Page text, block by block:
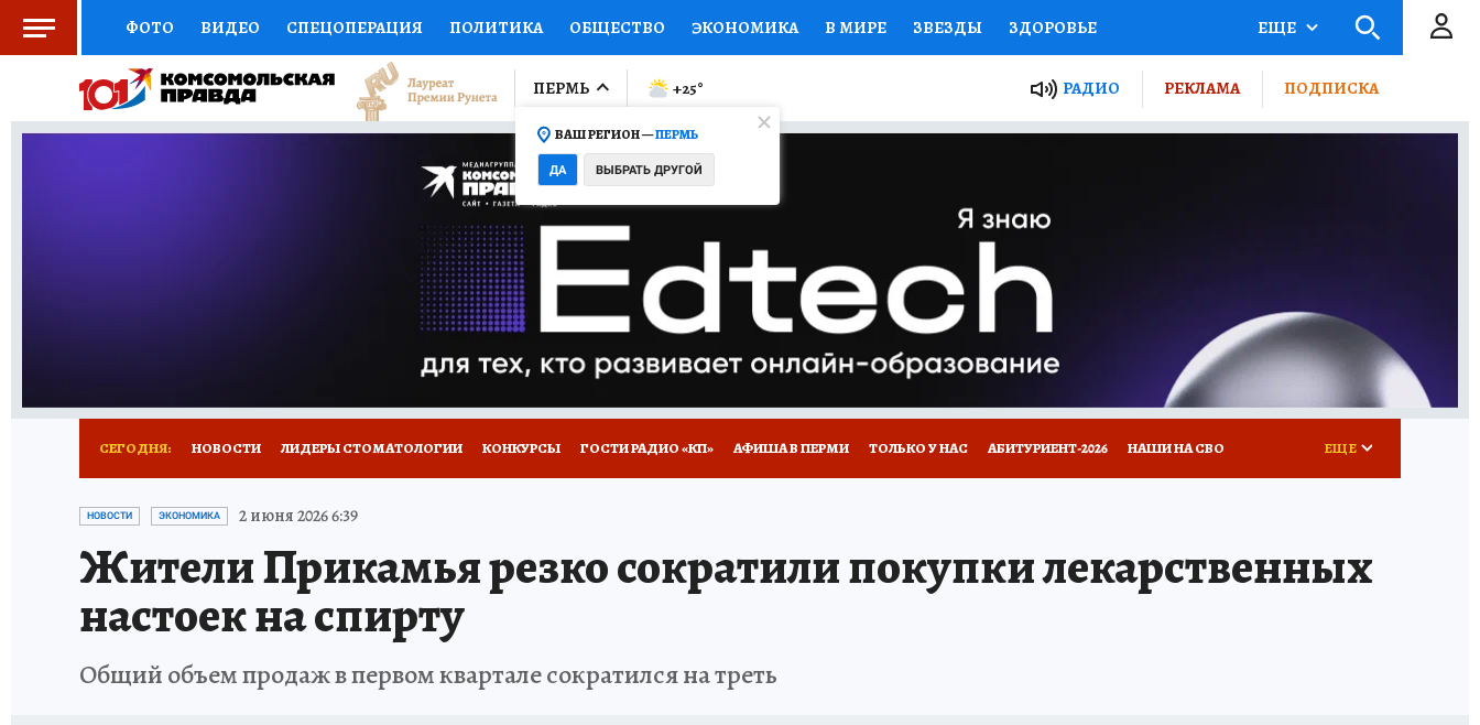
ФОТО ВИДЕО СПЕЦОПЕРАЦИЯ ПОЛИТИКА ОБЩЕСТВО ЭКОНОМИКА В МИРЕ ЗВЕЗДЫ ЗДОРОВЬЕ
СОЦПОДДЕРЖКА НАУКА СПОРТ КОЛУМНИСТЫ ПРОИСШЕСТВИЯ НАЦИОНАЛЬНЫЕ ПРОЕКТЫ РОССИИ
ВЫБОР ЭКСПЕРТОВ ДОКТОР ФИНАНСЫ ОТКРЫВАЕМ МИР Я ЗНАЮ СЕМЬЯ ЖЕНСКИЕ СЕКРЕТЫ ПУТЕВОДИТЕЛЬ
ПРОГНОЗЫ НА СПОРТ ПРОМОКОДЫ СЕРИАЛЫ
ТЕЛЕВИЗОР КОЛЛЕКЦИИ КОНКУРСЫ ГИД ПОТРЕБИТЕЛЯ
НОВОЕ НА САЙТЕ
ЕЩЕ
ПЕРМЬ
ВАШ РЕГИОН —ПЕРМЬ
ДА ВЫБРАТЬ ДРУГОЙ
+25° РАДИО РЕКЛАМА ПОДПИСКА
СЕГОДНЯ: НОВОСТИ ЛИДЕРЫ СТОМАТОЛОГИИ КОНКУРСЫ ГОСТИ РАДИО «КП» АФИША В ПЕРМИ ТОЛЬКО У НАС АБИТУРИЕНТ-2026 НАШИ НА СВО
ВОЕНКОРЫ УКРАИНА: СВОДКА
СНЕГОПАД ВЕКА НАСТОЯЩИЕ ЛЮДИ ОТДЫХ В РОССИИ ЗАПОВЕДНАЯ РОССИЯ ГЕРОИ В БЕЛЫХ ХАЛАТАХ ВЫБОРЫ ГУБЕРНАТОРА
КЛИНИКА ГОДА 2025 ПРОИСШЕСТВИЯ
ИСПЫТАНО НА СЕБЕ КЛИНИКА ГОДА-2024
ЕЩЕ
НОВОСТИ ЭКОНОМИКА 2 июня 2026 6:39
Жители Прикамья резко сократили покупки лекарственных
настоек на спирту
Общий объем продаж в первом квартале сократился на треть